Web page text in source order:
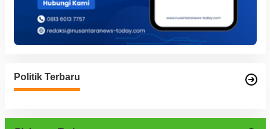
Politik Terbaru